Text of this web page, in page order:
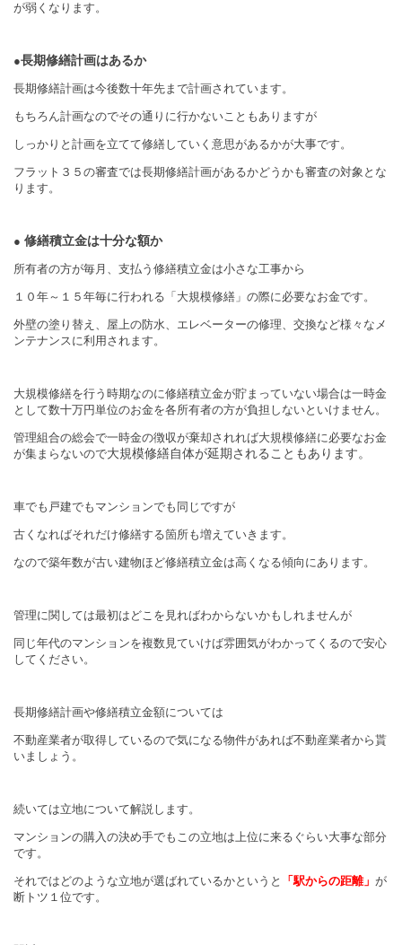
が弱くなります。
●長期修繕計画はあるか
長期修繕計画は今後数十年先まで計画されています。
もちろん計画なのでその通りに行かないこともありますが
しっかりと計画を立てて修繕していく意思があるかが大事です。
フラット３５の審査では長期修繕計画があるかどうかも審査の対象とな
ります。
● 修繕積立金は十分な額か
所有者の方が毎月、支払う修繕積立金は小さな工事から
１０年～１５年毎に行われる「大規模修繕」の際に必要なお金です。
外壁の塗り替え、屋上の防水、エレベーターの修理、交換など様々なメ
ンテナンスに利用されます。
大規模修繕を行う時期なのに修繕積立金が貯まっていない場合は一時金
として数十万円単位のお金を各所有者の方が負担しないといけません。
管理組合の総会で一時金の徴収が棄却されれば大規模修繕に必要なお金
が集まらないので大規模修繕自体が延期されることもあります。
車でも戸建でもマンションでも同じですが
古くなればそれだけ修繕する箇所も増えていきます。
なので築年数が古い建物ほど修繕積立金は高くなる傾向にあります。
管理に関しては最初はどこを見ればわからないかもしれませんが
同じ年代のマンションを複数見ていけば雰囲気がわかってくるので安心
してください。
長期修繕計画や修繕積立金額については
不動産業者が取得しているので気になる物件があれば不動産業者から貰
いましょう。
続いては立地について解説します。
マンションの購入の決め手でもこの立地は上位に来るぐらい大事な部分
です。
それではどのような立地が選ばれているかというと 「駅からの距離」 が
断トツ１位です。